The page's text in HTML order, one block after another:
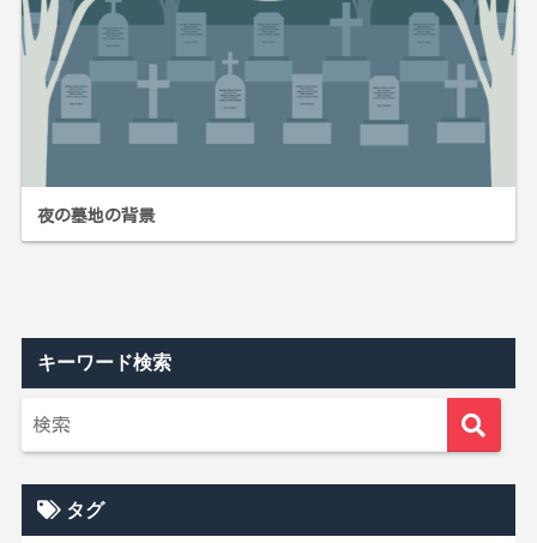
夜の墓地の背景
キーワード検索
タグ